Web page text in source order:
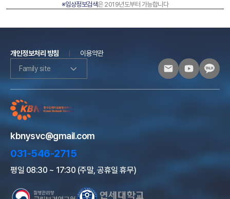
※임상정보검색은 2019년도부터 가능합니다
개인정보처리 방침
이용약관
Family site
kbnysvc@gmail.com
031-546-2715
평일 08:30 ~ 17:30 (주말, 공휴일 휴무)